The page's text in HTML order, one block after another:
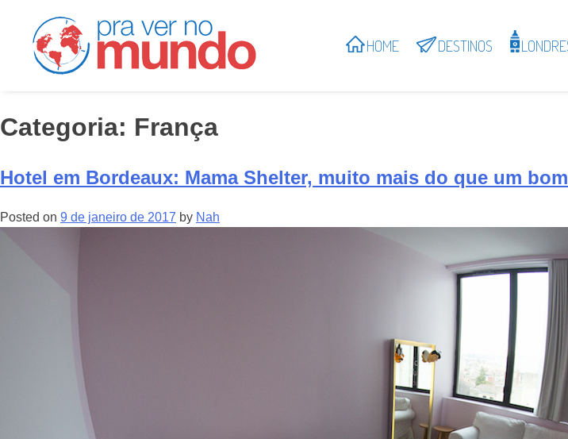
HOME DESTINOS
Categoria: França
Hotel em Bordeaux: Mama Shelter, muito mais do que um
Posted on 9 de janeiro de 2017 by Nah